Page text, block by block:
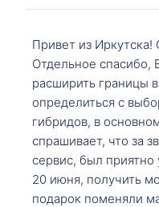
Привет из Иркутска!
Отдельное спасибо,
расширить границы
определиться с
гибридов, в
спрашивает, что за
сервис, был
20 июня, получить
подарок поменяли